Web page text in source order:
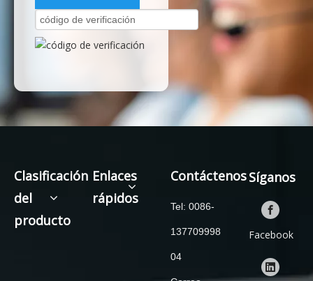
Clasificación
del
producto
Enlaces
rápidos
Contáctenos
Tel: 0086-
137709998
04
Síganos
Facebook